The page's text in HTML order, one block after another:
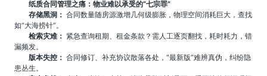
纸质合同管理之痛：物业难以承受的“七宗罪”
存储黑洞： 合同数量随房源激增几何级膨胀，物理空间消耗巨大，查找
如“大海捞针”。
检索灾难： 紧急查询租期、租金条款？需人工逐页翻找，耗时耗力，错
漏频发。
版本失控： 合同修订、补充协议散落各处，“最新版”难辨真伪，纠纷隐
患丛生。